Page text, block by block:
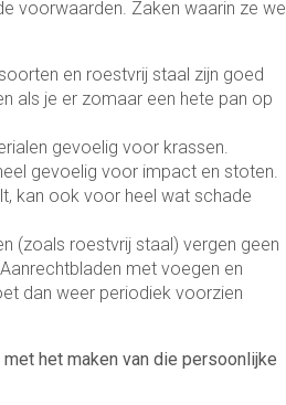
voorwaarden. Zaken waarin ze wel
en roestvrij staal zijn goed
als je er zomaar een hete pan op
gevoelig voor krassen.
gevoelig voor impact en stoten.
kan ook voor heel wat schade
(zoals roestvrij staal) vergen geen
met voegen en
dan weer periodiek voorzien
het maken van die persoonlijke